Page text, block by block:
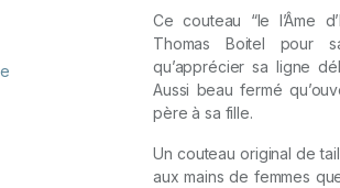
Ce couteau “le l’Âme
Thomas Boitel pour
qu’apprécier sa ligne
Aussi beau fermé
père à sa fille.
Un couteau original de
aux mains de femmes